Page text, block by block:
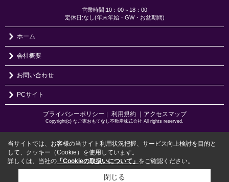
営業時間:10：00～18：00
定休日:なし(年末年始・GW・お盆期間)
ホーム
会社概要
お問い合わせ
PCサイト
プライバシーポリシー 利用規約 ｜アクセスマップ
Copyright(c) なご家おもてなし不動産株式会社 All rights reserved.
当サイトでは、お客様の当サイト利用状況把握、サービス向上検討を目的と
して、クッキー（Cookie）を使用しています。
詳しくは、当社の 「Cookieの取扱いについて」 をご確認ください。
閉じる